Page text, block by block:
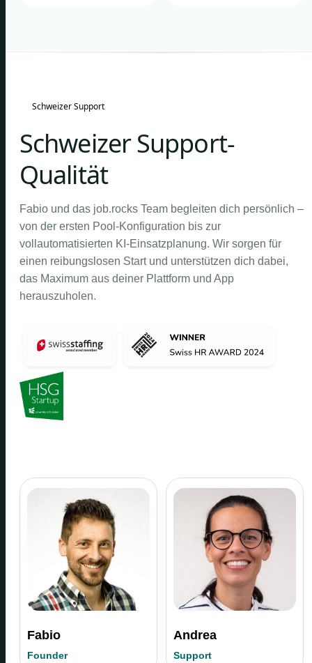
Schweizer Support
Schweizer Support-
Qualität
Fabio und das job.rocks Team begleiten dich persönlich –
von der ersten Pool-Konfiguration bis zur
vollautomatisierten KI-Einsatzplanung. Wir sorgen für
einen reibungslosen Start und unterstützen dich dabei,
das Maximum aus deiner Plattform und App
herauszuholen.
Fabio
Founder
Andrea
Support